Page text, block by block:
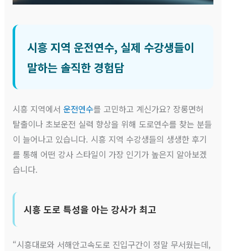
시흥 지역 운전연수, 실제 수강생들이
말하는 솔직한 경험담
시흥 지역에서운전연수를 고민하고 계신가요? 장롱면허
탈출이나 초보운전 실력 향상을 위해 도로연수를 찾는 분들
이 늘어나고 있습니다. 시흥 지역 수강생들의 생생한 후기
를 통해 어떤 강사 스타일이 가장 인기가 높은지 알아보겠
습니다.
시흥 도로 특성을 아는 강사가 최고
“시흥대로와 서해안고속도로 진입구간이 정말 무서웠는데,